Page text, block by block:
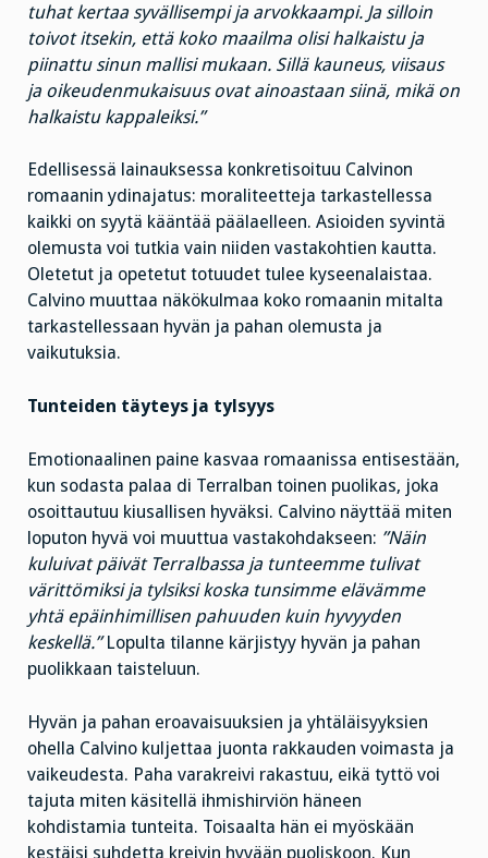
tuhat kertaa syvällisempi ja arvokkaampi. Ja silloin
toivot itsekin, että koko maailma olisi halkaistu ja
piinattu sinun mallisi mukaan. Sillä kauneus, viisaus
ja oikeudenmukaisuus ovat ainoastaan siinä, mikä on
halkaistu kappaleiksi.”
Edellisessä lainauksessa konkretisoituu Calvinon
romaanin ydinajatus: moraliteetteja tarkastellessa
kaikki on syytä kääntää päälaelleen. Asioiden syvintä
olemusta voi tutkia vain niiden vastakohtien kautta.
Oletetut ja opetetut totuudet tulee kyseenalaistaa.
Calvino muuttaa näkökulmaa koko romaanin mitalta
tarkastellessaan hyvän ja pahan olemusta ja
vaikutuksia.
Tunteiden täyteys ja tylsyys
Emotionaalinen paine kasvaa romaanissa entisestään,
kun sodasta palaa di Terralban toinen puolikas, joka
osoittautuu kiusallisen hyväksi. Calvino näyttää miten
loputon hyvä voi muuttua vastakohdakseen: ”Näin
kuluivat päivät Terralbassa ja tunteemme tulivat
värittömiksi ja tylsiksi koska tunsimme elävämme
yhtä epäinhimillisen pahuuden kuin hyvyyden
keskellä.”Lopulta tilanne kärjistyy hyvän ja pahan
puolikkaan taisteluun.
Hyvän ja pahan eroavaisuuksien ja yhtäläisyyksien
ohella Calvino kuljettaa juonta rakkauden voimasta ja
vaikeudesta. Paha varakreivi rakastuu, eikä tyttö voi
tajuta miten käsitellä ihmishirviön häneen
kohdistamia tunteita. Toisaalta hän ei myöskään
kestäisi suhdetta kreivin hyvään puoliskoon. Kun